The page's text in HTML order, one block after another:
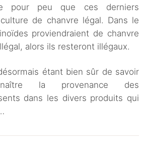
pour peu que ces derniers
de chanvre légal. Dans le
proviendraient de chanvre
alors ils resteront illégaux.
étant bien sûr de savoir
la provenance des
dans les divers produits qui